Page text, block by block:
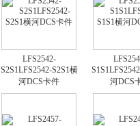
LFS2542-
S2S1LFS2542-S2S1横
河DCS卡件
河DCS